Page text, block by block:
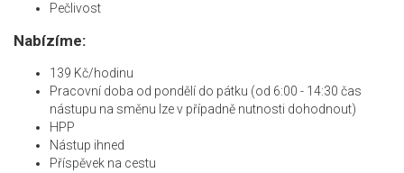
Pečlivost
Nabízíme:
139 Kč/hodinu
Pracovní doba od pondělí do pátku (od 6:00 - 14:30 čas
nástupu na směnu lze v případně nutnosti dohodnout)
HPP
Nástup ihned
Příspěvek na cestu